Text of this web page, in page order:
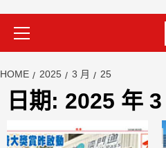
HOME 2025 3 月 25
日期: 2025 年 3